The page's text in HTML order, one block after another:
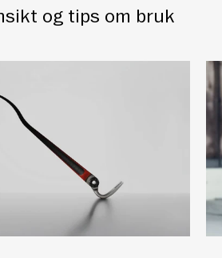
og tips om bruk